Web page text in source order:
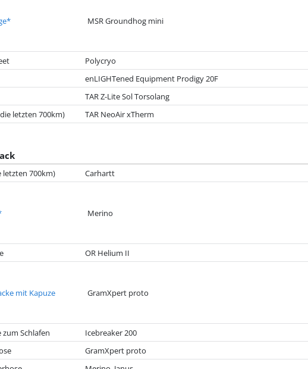
MSR Groundhog mini
Polycryo
enLIGHTened Equipment Prodigy 20F
TAR Z-Lite Sol Torsolang
letzten 700km)
TAR NeoAir xTherm
letzten 700km) Carhartt
Merino
OR Helium II
mit Kapuze GramXpert proto
zum Schlafen Icebreaker 200
GramXpert proto